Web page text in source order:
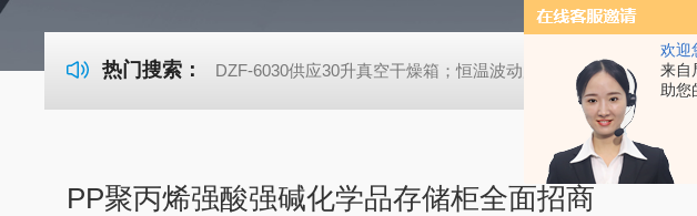
欢迎
来自
助您
热门搜索： DZF-6030供应30升真空干燥箱；恒温波动度:±0.5℃ DHG-
PP聚丙烯强酸强碱化学品存储柜全面招商